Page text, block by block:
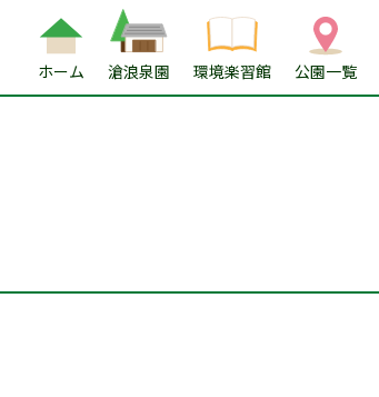
ホーム 滄浪泉園 環境楽習館 公園一覧